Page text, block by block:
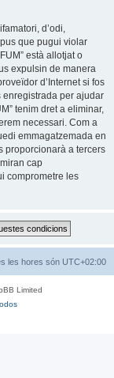
d’odi,
que pugui violar
està allotjat o
expulsin de manera
d’Internet si fos
enregistrada per ajudar
tenim dret a eliminar,
necessari. Com a
emmagatzemada en
proporcionarà a tercers
cap
comprometre les
les hores són UTC+02:00
Limited